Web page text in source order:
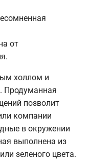
от
холлом и
позволит
компании
в окружении
выполнена из
зеленого цвета.